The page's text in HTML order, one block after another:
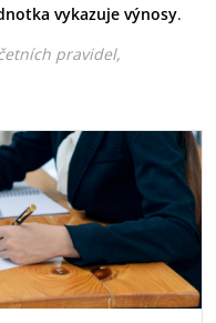
vykazuje výnosy.
pravidel,